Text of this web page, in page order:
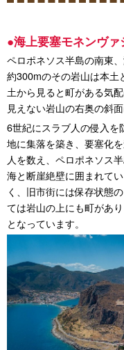
●海上要塞モネンヴァ
ペロポネソス半島の南東
約300mのその岩山は本土
土から見ると町がある気
見えない岩山の右奥の斜
6世紀にスラブ人の侵入
地に集落を築き、要塞化
人を数え、ペロポネソス
海と断崖絶壁に囲まれて
く、旧市街には保存状態
ては岩山の上にも町があ
となっています。